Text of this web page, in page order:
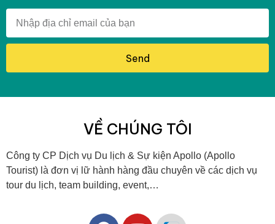
Send
VỀ CHÚNG TÔI
Công ty CP Dịch vụ Du lịch & Sự kiện Apollo (Apollo
Tourist) là đơn vị lữ hành hàng đầu chuyên về các dịch vụ
tour du lịch, team building, event,…